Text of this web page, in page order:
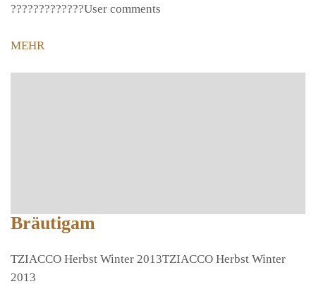
?????????????User comments
MEHR
Bräutigam
TZIACCO Herbst Winter 2013TZIACCO Herbst Winter
2013